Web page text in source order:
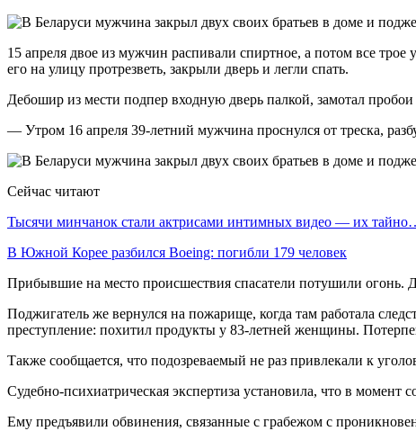
15 апреля двое из мужчин распивали спиртное, а потом все
его на улицу протрезветь, закрыли дверь и легли спать.
Дебошир из мести подпер входную дверь палкой, замотал
— Утром 16 апреля 39-летний мужчина проснулся от треска,
Сейчас читают
Тысячи минчанок стали актрисами интимных видео — их
В Южной Корее разбился Boeing: погибли 179 человек
Прибывшие на место происшествия спасатели потушили
Поджигатель же вернулся на пожарище, когда там работала
преступление: похитил продукты у 83-летней женщины.
Также сообщается, что подозреваемый не раз привлекали к
Судебно-психиатрическая экспертиза установила, что в
Ему предъявили обвинения, связанные с грабежом с